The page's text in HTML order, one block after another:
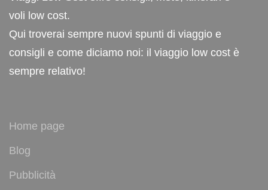
voli low cost.
Qui troverai sempre nuovi spunti di viaggio e
consigli e come diciamo noi: il viaggio low cost è
sempre relativo!
Home page
Blog
Pubblicità